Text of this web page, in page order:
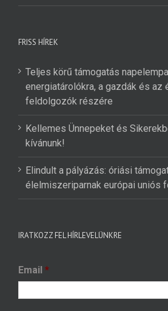
FRISS HÍREK
Teljes körű támogatás
energiatárolókra, a gazdák és az
feldolgozók részére
Kellemes Ünnepeket és
kívánunk!
Elindult a pályázás: óriási
élelmiszeriparnak európai uniós
IRATKOZZ FEL HÍRLEVELÜNKRE
Email *